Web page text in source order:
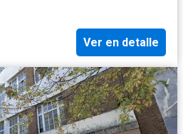
Ver en detalle